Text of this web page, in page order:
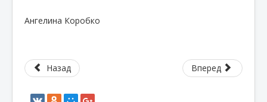
Ангелина Коробко
Назад Вперед